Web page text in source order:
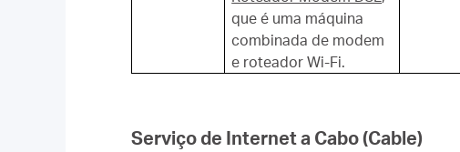
que é uma máquina
combinada de modem
e roteador Wi-Fi.
Serviço de Internet a Cabo (Cable)